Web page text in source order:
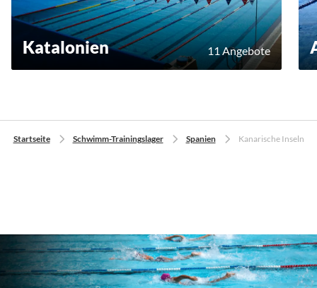
Katalonien 11 Angebote
Startseite Schwimm-Trainingslager Spanien Kanarische Inseln